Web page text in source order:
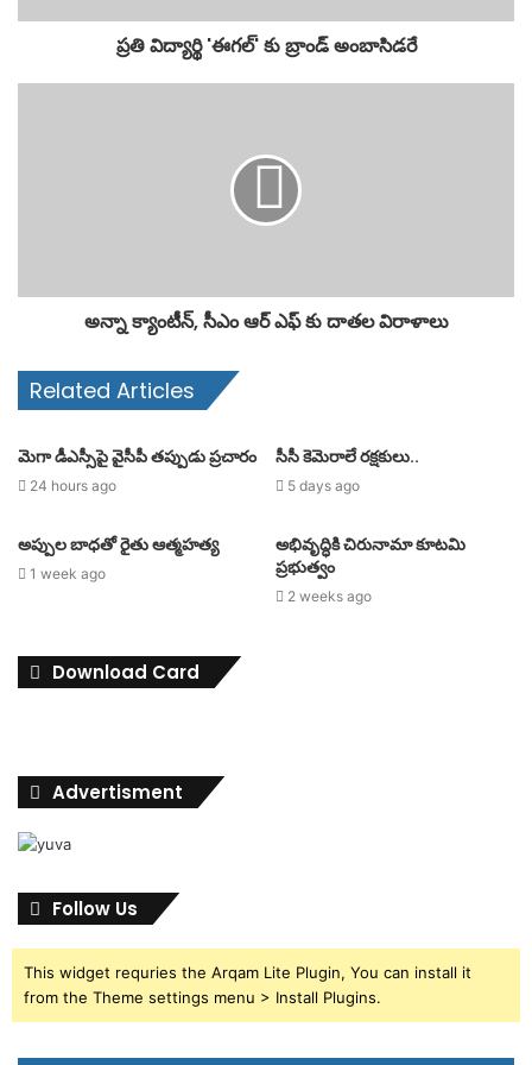
ప్రతి విద్యార్థి 'ఈగల్' కు బ్రాండ్ అంబాసిడరే
అన్నా క్యాంటీన్, సీఎం ఆర్ ఎఫ్ కు దాతల విరాళాలు
Related Articles
మెగా డీఎస్సీపై వైసీపీ తప్పుడు ప్రచారం
24 hours ago
సీసీ కెమెరాలే రక్షకులు..
5 days ago
అప్పుల బాధతో రైతు ఆత్మహత్య
1 week ago
అభివృద్ధికి చిరునామా కూటమి
ప్రభుత్వం
2 weeks ago
Download Card
Advertisment
Follow Us
This widget requries the Arqam Lite Plugin, You can install it
from the Theme settings menu > Install Plugins.